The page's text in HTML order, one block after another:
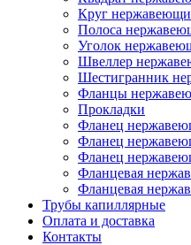
Круг
Полоса
Уголок
Швеллер
Шестигранник
Фланцы
Прокладки
Фланец
Фланец
Фланец
Фланцевая
Фланцевая
Трубы капиллярные
Оплата и доставка
Контакты